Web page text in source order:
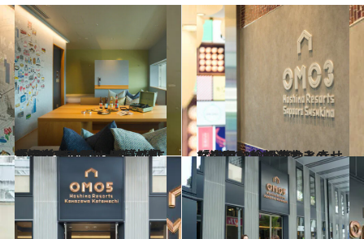
2023.1.15
「OMO7大阪」 前篇 なにわラグジュアリーを体感できる 魅力いっぱいの都市観光ホテルへ！
旅＆お出かけ 2022.11.1
「OMO3札幌すすきの」に滞在し 食の魅力と幸せな夜更かしを満喫
旅＆お出かけ